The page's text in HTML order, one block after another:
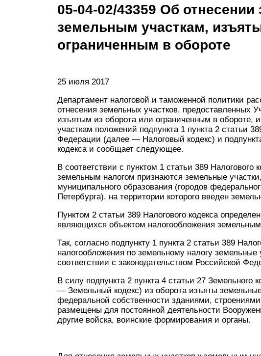
05-04-02/43359 Об
земельным участкам,
ограниченным в обороте
25 июля 2017
Департамент налоговой и таможенной политики
отнесения земельных участков, предоставленных
изъятым из оборота или ограниченным в обороте,
участкам положений подпункта 1 пункта 2 статьи
Федерации (далее — Налоговый кодекс) и
кодекса и сообщает следующее.
В соответствии с пунктом 1 статьи 389 Налогового
земельным налогом признаются земельные
муниципального образования (городов
Петербурга), на территории которого введен
Пунктом 2 статьи 389 Налогового кодекса
являющихся объектом налогообложения
Так, согласно подпункту 1 пункта 2 статьи 389
налогообложения по земельному налогу земельные
соответствии с законодательством Российской
В силу подпункта 2 пункта 4 статьи 27 Земельного
— Земельный кодекс) из оборота изъяты
федеральной собственности зданиями,
размещены для постоянной деятельности
другие войска, воинские формирования и органы.